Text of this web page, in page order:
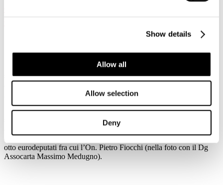
Show details
Allow all
Allow selection
Deny
Pubblicato: 11 Settembre 2019
Lo scorso 4 settembre si è tenuto, a Bruxelles, l’evento
#Paper Presents, una mostra interattiva allestita con prodotti in carta
ACE e FEPE, per presentare l'industria cartaria ai nuovi membri del
Parlamento europeo.
#Paper Presents ha visto la presenza di oltre ottanta partecipanti
dalle associazioni nazionali dell'industria della cellulosa e della
carta, rappresentanti del settore, e l'adesione e la partecipazione di
otto eurodeputati fra cui l’On. Pietro Fiocchi (nella foto con il Dg
Assocarta Massimo Medugno).